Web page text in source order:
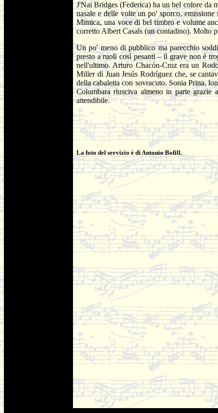
J'Nai Bridges (Federica) ha un bel colore da
nasale e delle volte un po' sporco,
Mimica, una voce di bel timbro e volume
corretto Albert Casals (un contadino). Molto
Un po' meno di pubblico ma parecchio
presto a ruoli così pesanti – il grave non è
nell'ultimo. Arturo Chacón-Cruz era un
Miller di Juan Jesús Rodríguez che, se
della cabaletta con sovracuto. Sonia Prina,
Colombara riusciva almeno in parte
attendibile.
La foto del servizio è di Antonio Bofill.